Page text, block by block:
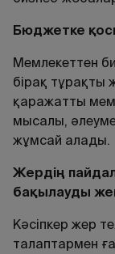
Бюджетке
Мемлекеттен
бірақ тұрақты
қаражатты
мысалы,
жұмсай алады.
Жердің
бақылауды же
Кәсіпкер жер
талаптармен